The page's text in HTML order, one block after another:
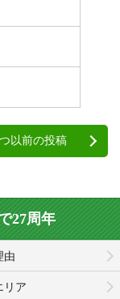
以前の投稿
27周年
由
リア